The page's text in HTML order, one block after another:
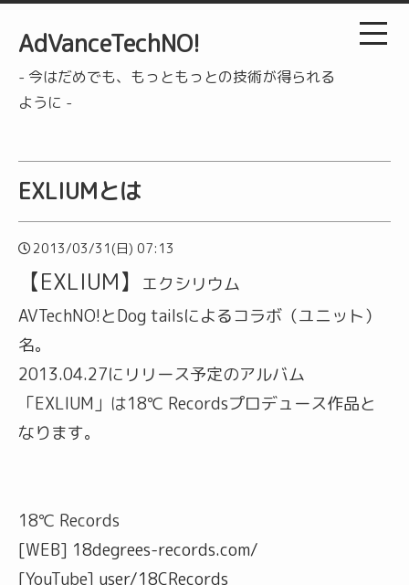
AdVanceTechNO!
- 今はだめでも、もっともっとの技術が得られる
ように -
EXLIUMとは
2013/03/31(日) 07:13
【EXLIUM】
エクシリウム
AVTechNO!とDog tailsによるコラボ（ユニット）
名。
2013.04.27にリリース予定のアルバム
「EXLIUM」は18℃ Recordsプロデュース作品と
なります。
18℃ Records
[WEB] 18degrees-records.com/
[YouTube] user/18CRecords